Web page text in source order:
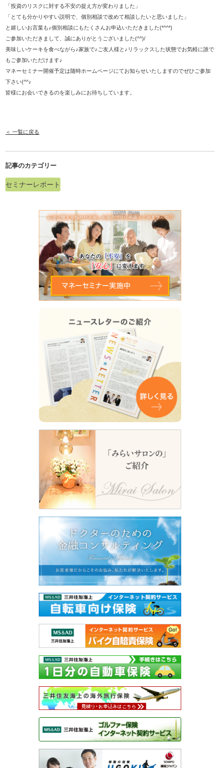
「投資のリスクに対する不安の捉え方が変わりました」
「とても分かりやすい説明で、個別相談で改めて相談したいと思いました」
と嬉しいお言葉も♪個別相談にもたくさんお申込いただきました(*^^*)
ご参加いただきまして、誠にありがとうございました(^^)/
美味しいケーキを食べながら♪家族で♪ご友人様と♪リラックスした状態でお気軽に誰で
もご参加いただけます♪
マネーセミナー開催予定は随時ホームページにてお知らせいたしますのでぜひご参加
下さい(^^♪
皆様にお会いできるのを楽しみにお待ちしています。
＜ 一覧に戻る
記事のカテゴリー
セミナーレポート